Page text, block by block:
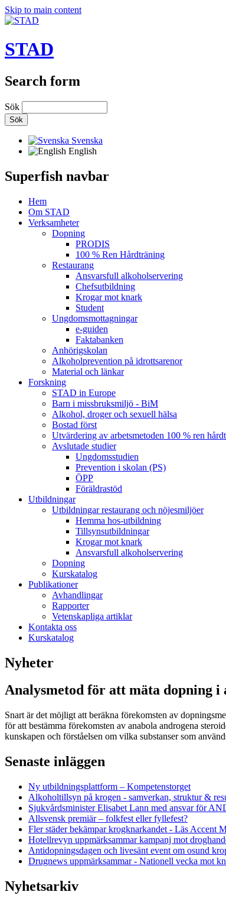
Skip to main content
STAD
Search form
Sök
Svenska
English
Superfish navbar
Hem
Om STAD
Verksamheter
Dopning
PRODIS
100 % Ren Hårdträning
Restaurang
Ansvarsfull alkoholservering
Chefsutbildning
Krogar mot knark
Student
Ungdomsmottagningar
e-guiden
Faktabanken
Anhörigskolan
Alkoholprevention på idrottsarenor
Material och länkar
Forskning
STAD in Europe
Barn i missbruksmiljö - BiM
Alkohol, droger och sexuell hälsa
Bostad först
Utvärdering av arbetsmetoden 100 % ren
Avslutade studier
Ungdomsstudien
Prevention i skolan (PS)
ÖPP
Föräldrastöd
Utbildningar
Utbildningar restaurang och nöjesmiljöer
Hemma hos-utbildning
Tillsynsutbildningar
Krogar mot knark
Ansvarsfull alkoholservering
Dopning
Kurskatalog
Publikationer
Avhandlingar
Rapporter
Vetenskapliga artiklar
Kontakta oss
Kurskatalog
Nyheter
Analysmetod för att mäta dopning i
Snart är det möjligt att beräkna förekomsten av
för att bestämma förekomsten av anabola androgena
kunskapen och förståelsen om vilka substanser som
Senaste inläggen
Ny utbildningsplattform – Kompetenstorget
Alkoholtillsyn på krogen - samverkan, struktur &
Sjukvårdsminister Elisabet Lann med ansvar för
Allsvensk premiär – folkfest eller fyllefest?
Fler städer bekämpar krogknarkandet - Läs Accent
Hotellrevyn uppmärksammar kampanj mot
Antidopningsdagen och livesänt event om osund
Drugnews uppmärksammar - Nationell vecka mot
Nyhetsarkiv